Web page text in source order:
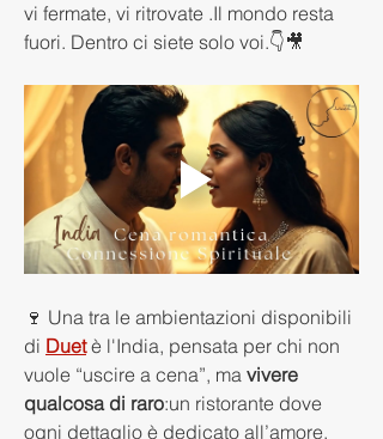
vi fermate, vi ritrovate .Il mondo resta
fuori. Dentro ci siete solo voi.👇🎥
🍷 Una tra le ambientazioni disponibili
di Duet è l'India, pensata per chi non
vuole “uscire a cena”, ma vivere
qualcosa di raro:un ristorante dove
ogni dettaglio è dedicato all’amore,